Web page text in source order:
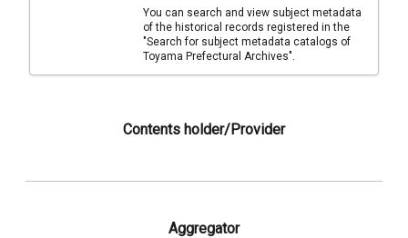
You can search and view subject metadata
of the historical records registered in the
"Search for subject metadata catalogs of
Toyama Prefectural Archives".
Contents holder/Provider
Aggregator